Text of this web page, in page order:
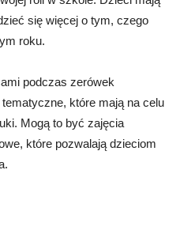
się więcej o tym, czego
roku.
podczas zerówek
które mają na celu
Mogą to być zajęcia
które pozwalają dzieciom